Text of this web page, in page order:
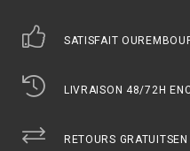
SATISFAIT OU
LIVRAISON 48/72H EN
RETOURS GRATUITS